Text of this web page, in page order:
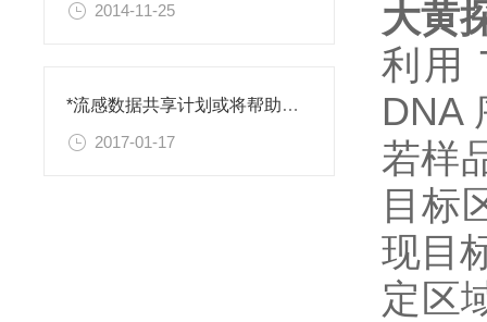
2014-11-25
*流感数据共享计划或将帮助抵御人类感染性疾病的爆发
2017-01-17
大黄
利用
DNA
若样
目标
现目
定区